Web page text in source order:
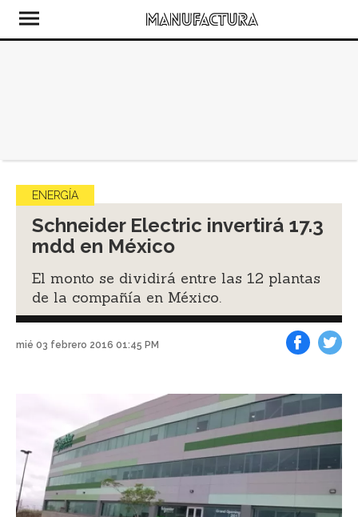
ENERGÍA
Schneider Electric invertirá 17.3
mdd en México
El monto se dividirá entre las 12 plantas
de la compañía en México.
mié 03 febrero 2016 01:45 PM